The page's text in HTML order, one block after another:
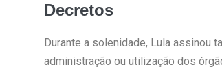
Decretos
Durante a solenidade, Lula assinou
administração ou utilização dos